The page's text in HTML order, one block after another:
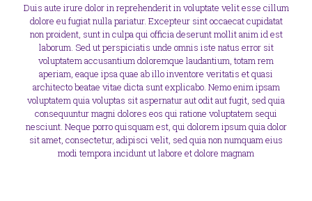
Duis aute irure dolor in reprehenderit in voluptate velit esse cillum
dolore eu fugiat nulla pariatur. Excepteur sint occaecat cupidatat
non proident, sunt in culpa qui officia deserunt mollit anim id est
laborum. Sed ut perspiciatis unde omnis iste natus error sit
voluptatem accusantium doloremque laudantium, totam rem
aperiam, eaque ipsa quae ab illo inventore veritatis et quasi
architecto beatae vitae dicta sunt explicabo. Nemo enim ipsam
voluptatem quia voluptas sit aspernatur aut odit aut fugit, sed quia
consequuntur magni dolores eos qui ratione voluptatem sequi
nesciunt. Neque porro quisquam est, qui dolorem ipsum quia dolor
sit amet, consectetur, adipisci velit, sed quia non numquam eius
modi tempora incidunt ut labore et dolore magnam